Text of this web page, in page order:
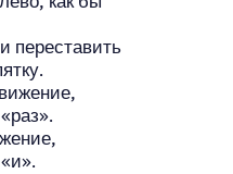
переставить